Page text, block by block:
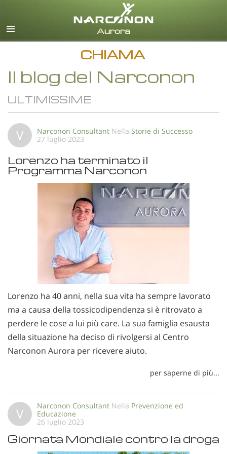
italiano
CHIAMA
Il blog del Narconon
ULTIMISSIME
V Narconon Consultant Nella Storie di Successo
27 luglio 2023
Lorenzo ha terminato il
Programma Narconon
Lorenzo ha 40 anni, nella sua vita ha sempre lavorato
ma a causa della tossicodipendenza si è ritrovato a
perdere le cose a lui più care. La sua famiglia esausta
della situazione ha deciso di rivolgersi al Centro
Narconon Aurora per ricevere aiuto.
per saperne di più...
V Narconon Consultant Nella Prevenzione ed
Educazione
26 luglio 2023
Giornata Mondiale contro la droga